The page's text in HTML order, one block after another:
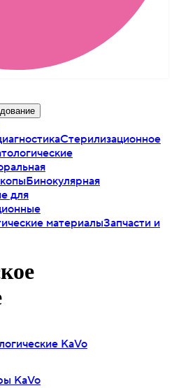
Стерилизационное
Бинокулярная
для
материалыЗапчасти и
KaVo
KaVo